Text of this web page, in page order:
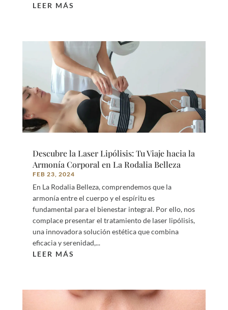
LEER MÁS
Descubre la Laser Lipólisis: Tu Viaje hacia la
Armonía Corporal en La Rodalia Belleza
FEB 23, 2024
En La Rodalia Belleza, comprendemos que la
armonía entre el cuerpo y el espíritu es
fundamental para el bienestar integral. Por ello, nos
complace presentar el tratamiento de laser lipólisis,
una innovadora solución estética que combina
eficacia y serenidad,...
LEER MÁS